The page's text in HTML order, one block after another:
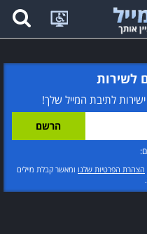
לשירות
לתיבת המייל שלך!
הצהרת הפרטיות שלנו ומאשר קבלת מיילים